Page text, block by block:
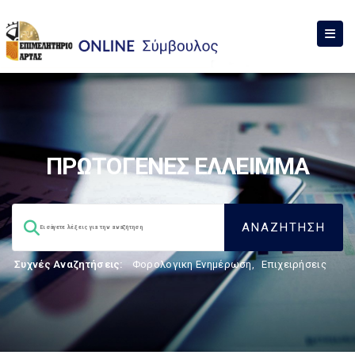
ΠΡΩΤΟΓΕΝΕΣ ΕΛΛΕΙΜΜΑ
Συχνές Αναζητήσεις: Φορολογικη Ενημέρωση, Επιχειρήσεις